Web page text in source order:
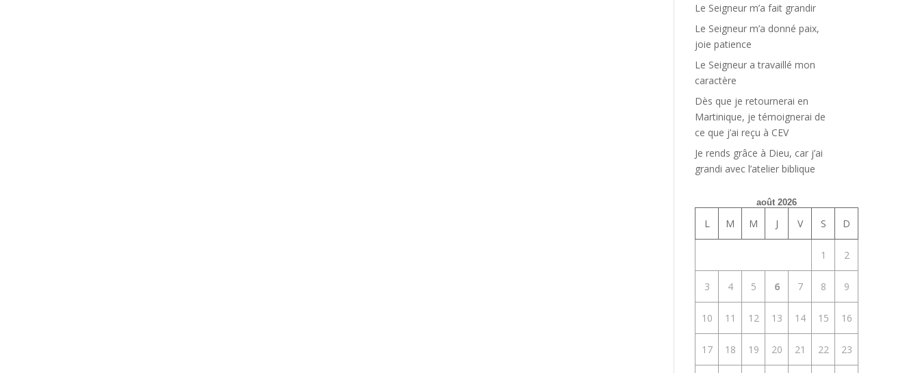
Le Seigneur m’a fait grandir
Le Seigneur m’a donné paix,
joie patience
Le Seigneur a travaillé mon
caractère
Dès que je retournerai en
Martinique, je témoignerai de
ce que j’ai reçu à CEV
Je rends grâce à Dieu, car j’ai
grandi avec l’atelier biblique
août 2026
L M M J V S D
1 2
3 4 5 6 7 8 9
10 11 12 13 14 15 16
17 18 19 20 21 22 23